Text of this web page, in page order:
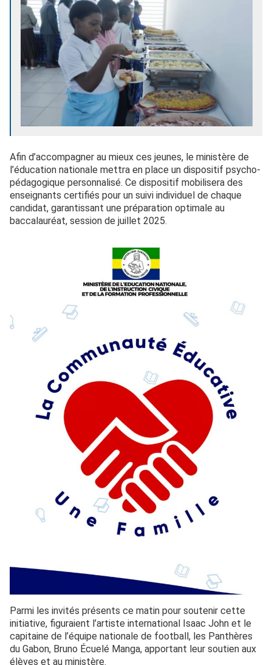
Afin d’accompagner au mieux ces jeunes, le ministère de
l’éducation nationale mettra en place un dispositif psycho-
pédagogique personnalisé. Ce dispositif mobilisera des
enseignants certifiés pour un suivi individuel de chaque
candidat, garantissant une préparation optimale au
baccalauréat, session de juillet 2025.
Parmi les invités présents ce matin pour soutenir cette
initiative, figuraient l’artiste international Isaac John et le
capitaine de l’équipe nationale de football, les Panthères
du Gabon, Bruno Écuelé Manga, apportant leur soutien aux
élèves et au ministère.